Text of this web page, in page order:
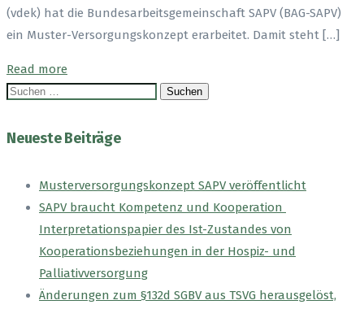
(vdek) hat die Bundesarbeitsgemeinschaft SAPV (BAG-SAPV)
ein Muster-Versorgungskonzept erarbeitet. Damit steht […]
Read more
Suchen
Neueste Beiträge
Musterversorgungskonzept SAPV veröffentlicht
SAPV braucht Kompetenz und Kooperation
Interpretationspapier des Ist-Zustandes von
Kooperationsbeziehungen in der Hospiz- und
Palliativversorgung
Änderungen zum §132d SGBV aus TSVG herausgelöst,